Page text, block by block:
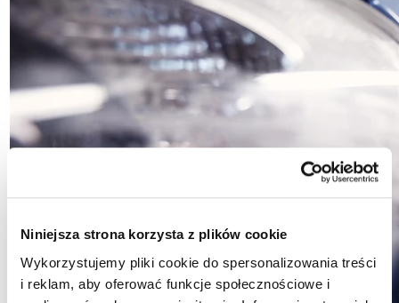
Niniejsza strona korzysta z plików cookie
Wykorzystujemy pliki cookie do spersonalizowania treści
i reklam, aby oferować funkcje społecznościowe i